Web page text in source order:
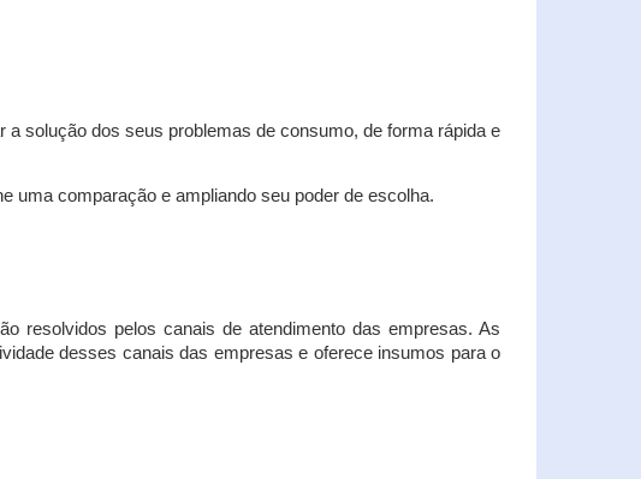
solução dos seus problemas de consumo, de forma rápida e
uma comparação e ampliando seu poder de escolha.
resolvidos pelos canais de atendimento das empresas. As
desses canais das empresas e oferece insumos para o